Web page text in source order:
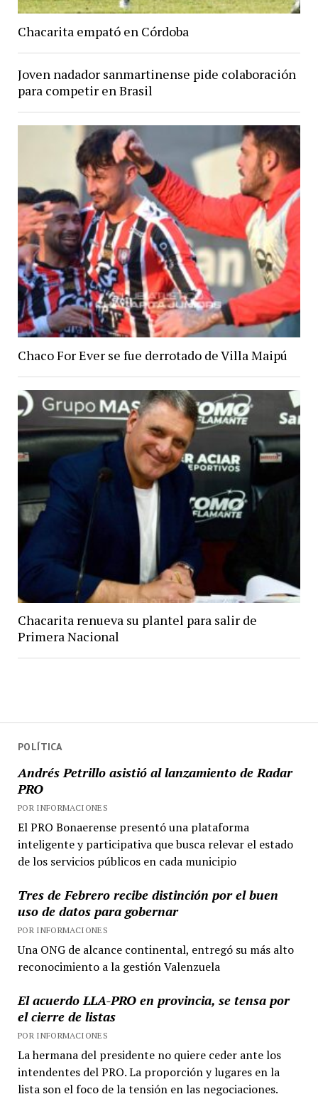
POLÍTICA
Andrés Petrillo asistió al lanzamiento de Radar
PRO
POR INFORMACIONES
El PRO Bonaerense presentó una plataforma
inteligente y participativa que busca relevar el estado
de los servicios públicos en cada municipio
Tres de Febrero recibe distinción por el buen
uso de datos para gobernar
POR INFORMACIONES
Una ONG de alcance continental, entregó su más alto
reconocimiento a la gestión Valenzuela
El acuerdo LLA-PRO en provincia, se tensa por
el cierre de listas
POR INFORMACIONES
La hermana del presidente no quiere ceder ante los
intendentes del PRO. La proporción y lugares en la
lista son el foco de la tensión en las negociaciones.
Chacarita empató en Córdoba
Joven nadador sanmartinense pide colaboración
para competir en Brasil
Chaco For Ever se fue derrotado de Villa Maipú
Chacarita renueva su plantel para salir de
Primera Nacional